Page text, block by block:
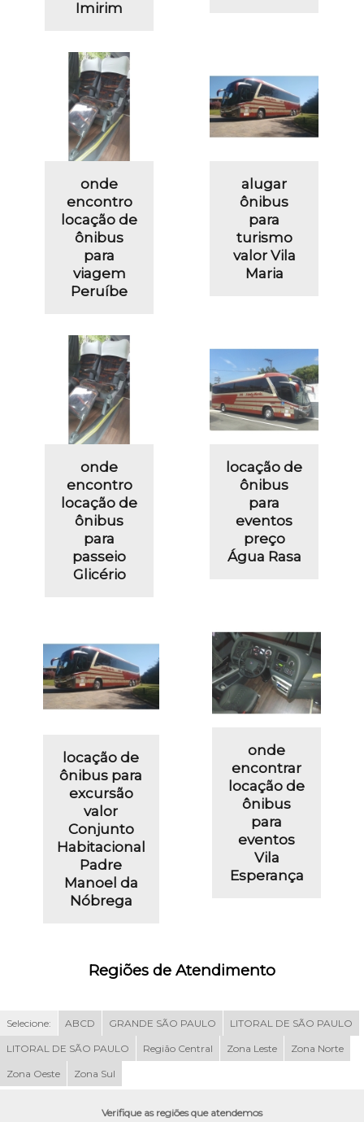
Imirim
onde
encontro
locação de
ônibus
para
viagem
Peruíbe
alugar
ônibus
para
turismo
valor Vila
Maria
onde
encontro
locação de
ônibus
para
passeio
Glicério
locação de
ônibus
para
eventos
preço
Água Rasa
locação de
ônibus para
excursão
valor
Conjunto
Habitacional
Padre
Manoel da
Nóbrega
onde
encontrar
locação de
ônibus
para
eventos
Vila
Esperança
Regiões de Atendimento
Selecione: ABCD GRANDE SÃO PAULO LITORAL DE SÃO PAULO
LITORAL DE SÃO PAULO Região Central Zona Leste Zona Norte
Zona Oeste Zona Sul
Verifique as regiões que atendemos